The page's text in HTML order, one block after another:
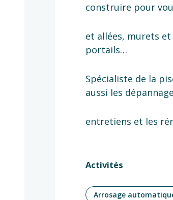
construire pour
et allées, murets
portails…
Spécialiste de la
aussi les
entretiens et les
Activités
Arrosage